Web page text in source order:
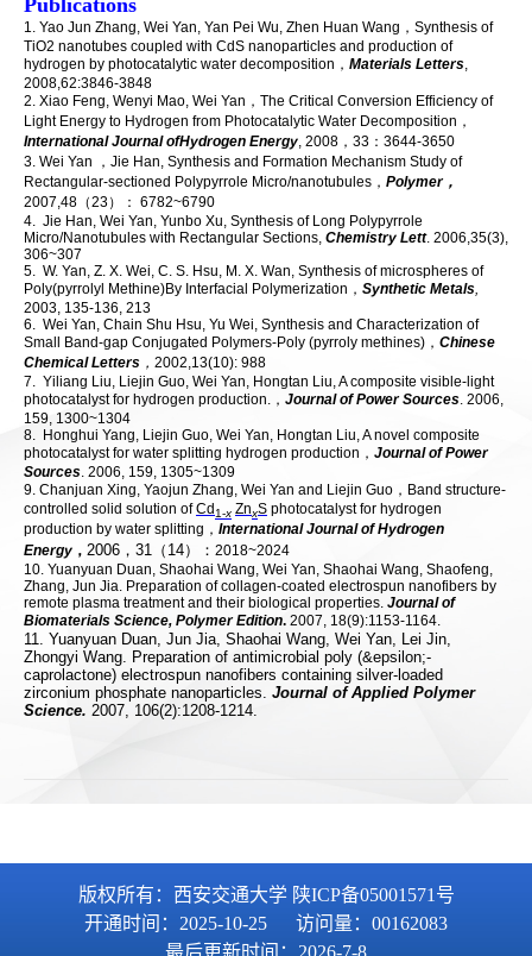
版权所有：西安交通大学 陕ICP备05001571号
开通时间： 2025-10-25 访问量： 00162083
最后更新时间： 2026-7-8